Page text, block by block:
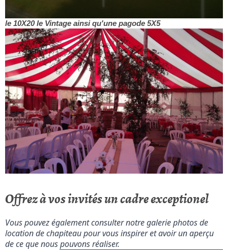
le 10X20 le Vintage ainsi qu'une pagode 5X5
Offrez à vos invités un cadre exceptionel
Vous pouvez également consulter notre galerie photos de
location de chapiteau pour vous inspirer et avoir un aperçu
de ce que nous pouvons réaliser.